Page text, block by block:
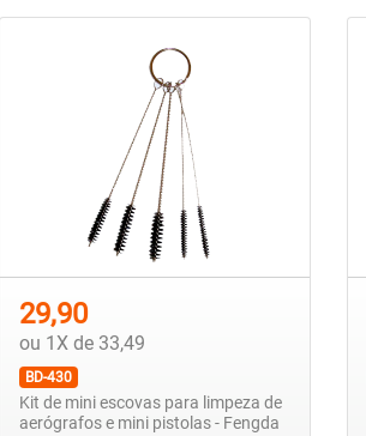
29,90
ou 1X de 33,49
BD-430
Kit de mini escovas para limpeza de
aerógrafos e mini pistolas - Fengda